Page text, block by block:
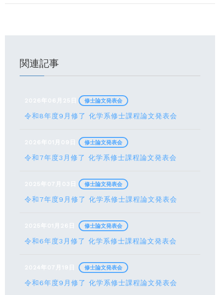
関連記事
2026年06月25日
令和8年度9月修了 化学系修士課程論文発表会
修士論文発表会
2026年01月09日
令和7年度3月修了 化学系修士課程論文発表会
修士論文発表会
2025年07月03日
令和7年度9月修了 化学系修士課程論文発表会
修士論文発表会
2025年01月26日
令和6年度3月修了 化学系修士課程論文発表会
修士論文発表会
2024年07月19日
令和6年度9月修了 化学系修士課程論文発表会
修士論文発表会